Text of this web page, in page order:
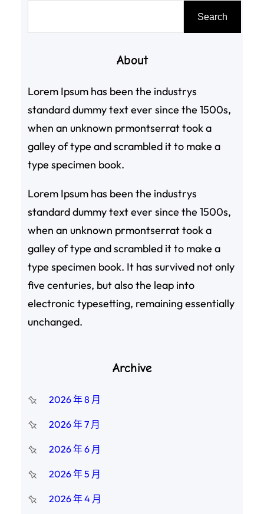
Search
About
Lorem Ipsum has been the industrys
standard dummy text ever since the 1500s,
when an unknown prmontserrat took a
galley of type and scrambled it to make a
type specimen book.
Lorem Ipsum has been the industrys
standard dummy text ever since the 1500s,
when an unknown prmontserrat took a
galley of type and scrambled it to make a
type specimen book. It has survived not only
five centuries, but also the leap into
electronic typesetting, remaining essentially
unchanged.
Archive
2026 年 8 月
2026 年 7 月
2026 年 6 月
2026 年 5 月
2026 年 4 月